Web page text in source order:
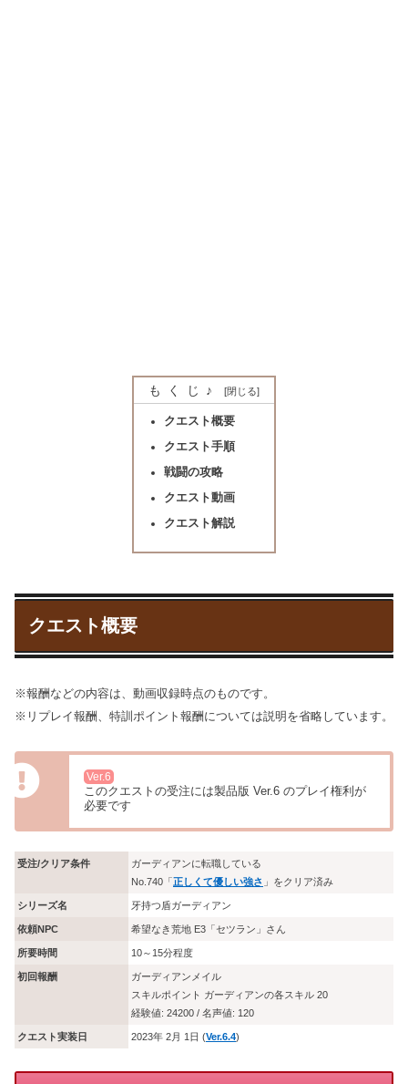
もくじ♪
クエスト概要
クエスト手順
戦闘の攻略
クエスト動画
クエスト解説
クエスト概要
※報酬などの内容は、動画収録時点のものです。
※リプレイ報酬、特訓ポイント報酬については説明を省略しています。
Ver.6
このクエストの受注には製品版 Ver.6 のプレイ権利が
必要です
受注/クリア条件
ガーディアンに転職している
No.740「 正しくて優しい強さ 」をクリア済み
シリーズ名 牙持つ盾ガーディアン
依頼NPC 希望なき荒地 E3「セツラン」さん
所要時間 10～15分程度
初回報酬
ガーディアンメイル
スキルポイント ガーディアンの各スキル 20
経験値: 24200 / 名声値: 120
クエスト実装日 2023年 2月 1日 (Ver.6.4)